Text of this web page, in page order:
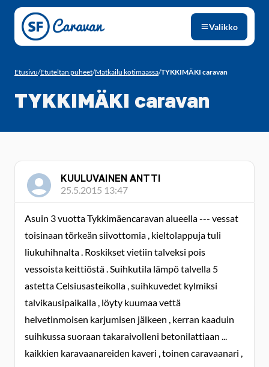
Siirry sivun sisältöön
Valikko
Etusivu/Etuteltan puheet/Matkailu kotimaassa/TYKKIMÄKI caravan
TYKKIMÄKI caravan
KUULUVAINEN ANTTI
25.5.2015 13:47
Asuin 3 vuotta Tykkimäencaravan alueella --- vessat
toisinaan törkeän siivottomia , kieltolappuja tuli
liukuhihnalta . Roskikset vietiin talveksi pois
vessoista keittiöstä . Suihkutila lämpö talvella 5
astetta Celsiusasteikolla , suihkuvedet kylmiksi
talvikausipaikalla , löyty kuumaa vettä
helvetinmoisen karjumisen jälkeen , kerran kaaduin
suihkussa suoraan takaraivolleni betonilattiaan ...
kaikkien karavaanareiden kaveri , toinen caravaanari ,